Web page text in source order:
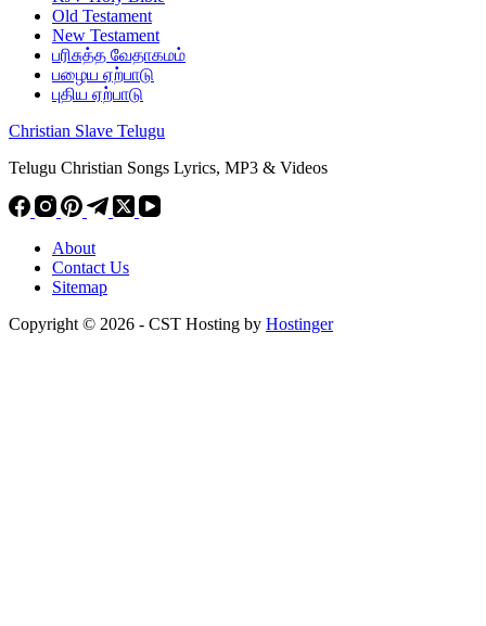
Old Testament
New Testament
பரிசுத்த வேதாகமம்
பழைய ஏற்பாடு
புதிய ஏற்பாடு
Christian Slave Telugu
Telugu Christian Songs Lyrics, MP3 & Videos
About
Contact Us
Sitemap
Copyright © 2026 - CST Hosting by Hostinger